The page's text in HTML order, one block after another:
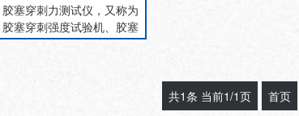
胶塞穿刺力测试仪，又称为
胶塞穿刺强度试验机、胶塞
穿刺力仪， 是···
共1条 当前1/1页 首页